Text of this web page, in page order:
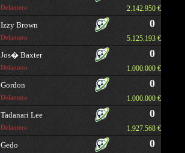
Delantero 2.142.950 €
Izzy Brown
Delantero
0
5.125.193 €
Jos� Baxter
Delantero
0
1.000.000 €
Gordon
Delantero
0
1.000.000 €
Tadanari Lee
Delantero
0
1.927.568 €
Gedo 0